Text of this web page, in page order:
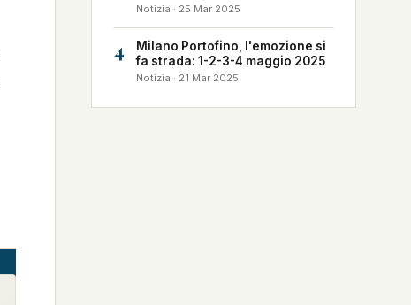
Notizia · 25 Mar 2025
4
Milano Portofino, l'emozione si
fa strada: 1-2-3-4 maggio 2025
Notizia · 21 Mar 2025